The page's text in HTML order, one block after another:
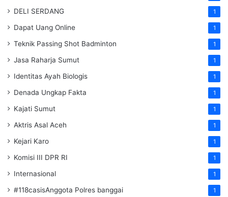
DELI SERDANG 1
Dapat Uang Online 1
Teknik Passing Shot Badminton 1
Jasa Raharja Sumut 1
Identitas Ayah Biologis 1
Denada Ungkap Fakta 1
Kajati Sumut 1
Aktris Asal Aceh 1
Kejari Karo 1
Komisi III DPR RI 1
Internasional 1
#118casisAnggota Polres banggai 1